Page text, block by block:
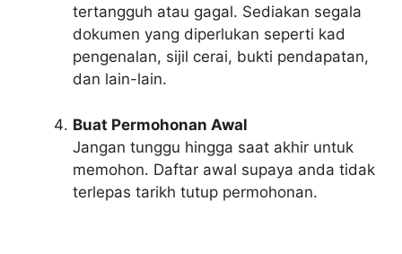
tertangguh atau gagal. Sediakan segala
dokumen yang diperlukan seperti kad
pengenalan, sijil cerai, bukti pendapatan,
dan lain-lain.
Buat Permohonan Awal
Jangan tunggu hingga saat akhir untuk
memohon. Daftar awal supaya anda tidak
terlepas tarikh tutup permohonan.